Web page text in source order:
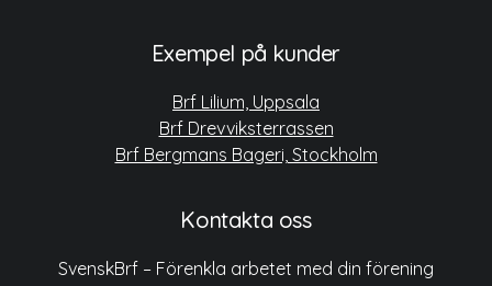
Exempel på kunder
Brf Lilium, Uppsala
Brf Drevviksterrassen
Brf Bergmans Bageri, Stockholm
Kontakta oss
SvenskBrf – Förenkla arbetet med din förening